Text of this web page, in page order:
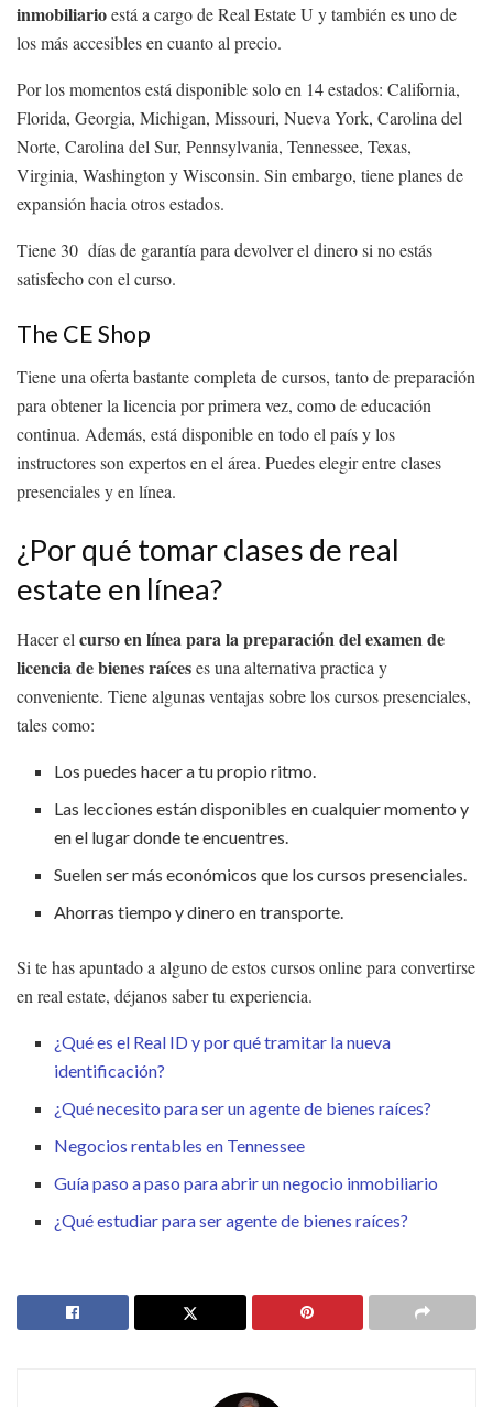
inmobiliarioestá a cargo de Real Estate U y también es uno de
los más accesibles en cuanto al precio.
Por los momentos está disponible solo en 14 estados: California,
Florida, Georgia, Michigan, Missouri, Nueva York, Carolina del
Norte, Carolina del Sur, Pennsylvania, Tennessee, Texas,
Virginia, Washington y Wisconsin. Sin embargo, tiene planes de
expansión hacia otros estados.
Tiene 30 días de garantía para devolver el dinero si no estás
satisfecho con el curso.
The CE Shop
Tiene una oferta bastante completa de cursos, tanto de preparación
para obtener la licencia por primera vez, como de educación
continua. Además, está disponible en todo el país y los
instructores son expertos en el área. Puedes elegir entre clases
presenciales y en línea.
¿Por qué tomar clases de real
estate en línea?
Hacer el curso en línea para la preparación del examen de
licencia de bienes raíceses una alternativa practica y
conveniente. Tiene algunas ventajas sobre los cursos presenciales,
tales como:
Los puedes hacer a tu propio ritmo.
Las lecciones están disponibles en cualquier momento y
en el lugar donde te encuentres.
Suelen ser más económicos que los cursos presenciales.
Ahorras tiempo y dinero en transporte.
Si te has apuntado a alguno de estos cursos online para convertirse
en real estate, déjanos saber tu experiencia.
¿Qué es el Real ID y por qué tramitar la nueva
identificación?
¿Qué necesito para ser un agente de bienes raíces?
Negocios rentables en Tennessee
Guía paso a paso para abrir un negocio inmobiliario
¿Qué estudiar para ser agente de bienes raíces?